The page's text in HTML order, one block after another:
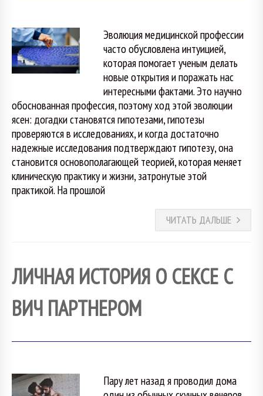
Эволюция медицинской профессии
часто обусловлена интуицией,
которая помогает ученым делать
новые открытия и поражать нас
интересными фактами. Это научно
обоснованная профессия, поэтому ход этой эволюции
ясен: догадки становятся гипотезами, гипотезы
проверяются в исследованиях, и когда достаточно
надежные исследования подтверждают гипотезу, она
становится основополагающей теорией, которая меняет
клиническую практику и жизни, затронутые этой
практикой. На прошлой
ЧИТАТЬ ДАЛЬШЕ
ЛИЧНАЯ ИСТОРИЯ О СЕКСЕ С
ВИЧ ПАРТНЕРОМ
Пару лет назад я проводил дома